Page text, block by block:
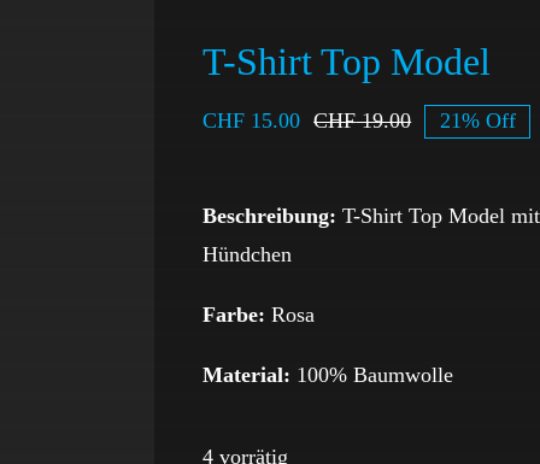
T-Shirt Top Model
CHF19.00
CHF15.00 21% Off
Beschreibung: T-Shirt Top Model
Hündchen
Farbe: Rosa
Material: 100% Baumwolle
4 vorrätig